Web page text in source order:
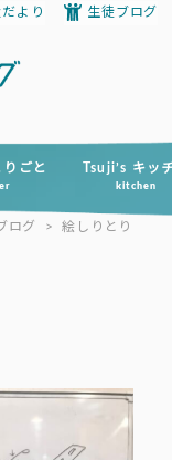
りごと Tsuji’s キッ
kitchen
より 生徒ブログ
ログ > 絵しりとり